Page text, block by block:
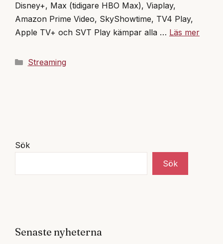
Disney+, Max (tidigare HBO Max), Viaplay,
Amazon Prime Video, SkyShowtime, TV4 Play,
Apple TV+ och SVT Play kämpar alla … Läs mer
Kategorier
Streaming
Sök
Sök
Senaste nyheterna